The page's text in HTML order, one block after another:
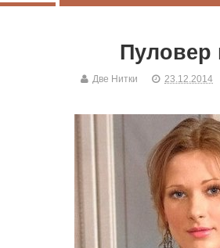
Пуловер
Две Нитки 23.12.2014